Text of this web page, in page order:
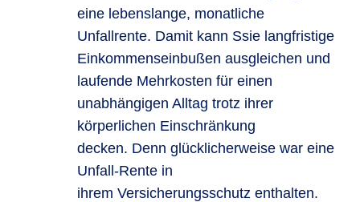
eine lebenslange, monatliche
Unfallrente. Damit kann Ssie langfristige
Einkommenseinbußen ausgleichen und
laufende Mehrkosten für einen
unabhängigen Alltag trotz ihrer
körperlichen Einschränkung
decken. Denn glücklicherweise war eine
Unfall-Rente in
ihrem Versicherungsschutz enthalten.